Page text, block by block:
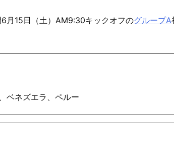
月15日（土）AM9:30キックオフのグループA
ベネズエラ、ペルー